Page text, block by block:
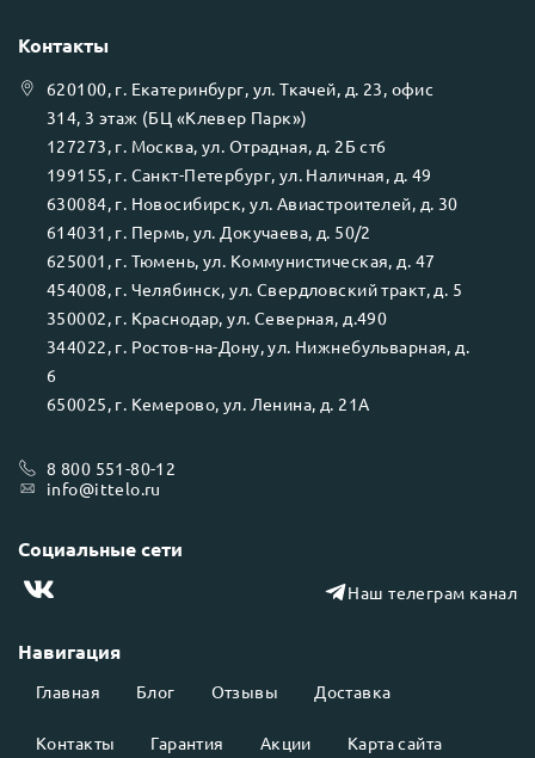
Навигация
Главная Блог Отзывы Доставка
Контакты Гарантия Акции Карта сайта
Контакты
620100, г. Екатеринбург, ул.Ткачей, д. 23, офис
314, 3 этаж (БЦ «Клевер Парк»)
127273, г. Москва, ул. Отрадная, д. 2Б ст6
199155, г. Санкт-Петербург, ул. Наличная, д. 49
630084, г. Новосибирск, ул. Авиастроителей, д. 30
614031 , г. Пермь, ул. Докучаева, д. 50/2
625001 , г. Тюмень, ул. Коммунистическая, д. 47
454008, г. Челябинск, ул. Свердловский тракт, д. 5
350002, г. Краснодар, ул. Северная, д.490
344022, г. Ростов-на-Дону, ул. Нижнебульварная, д.
6
650025, г. Кемерово, ул. Ленина, д. 21А
8 800 551-80-12
info@ittelo.ru
Социальные сети
Наш телеграм канал